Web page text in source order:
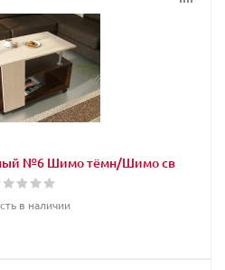
№6 Шимо тёмн/Шимо св
в наличии